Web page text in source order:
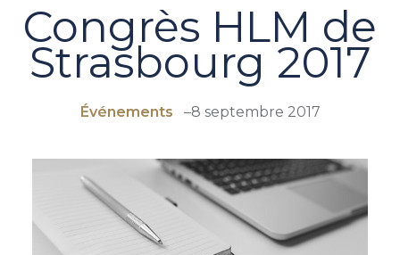
Congrès HLM de
Strasbourg 2017
Événements –8 septembre 2017